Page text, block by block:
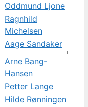
Oddmund Ljone
Ragnhild
Michelsen
Aage Sandaker
Arne Bang-
Hansen
Petter Lange
Hilde Rønningen